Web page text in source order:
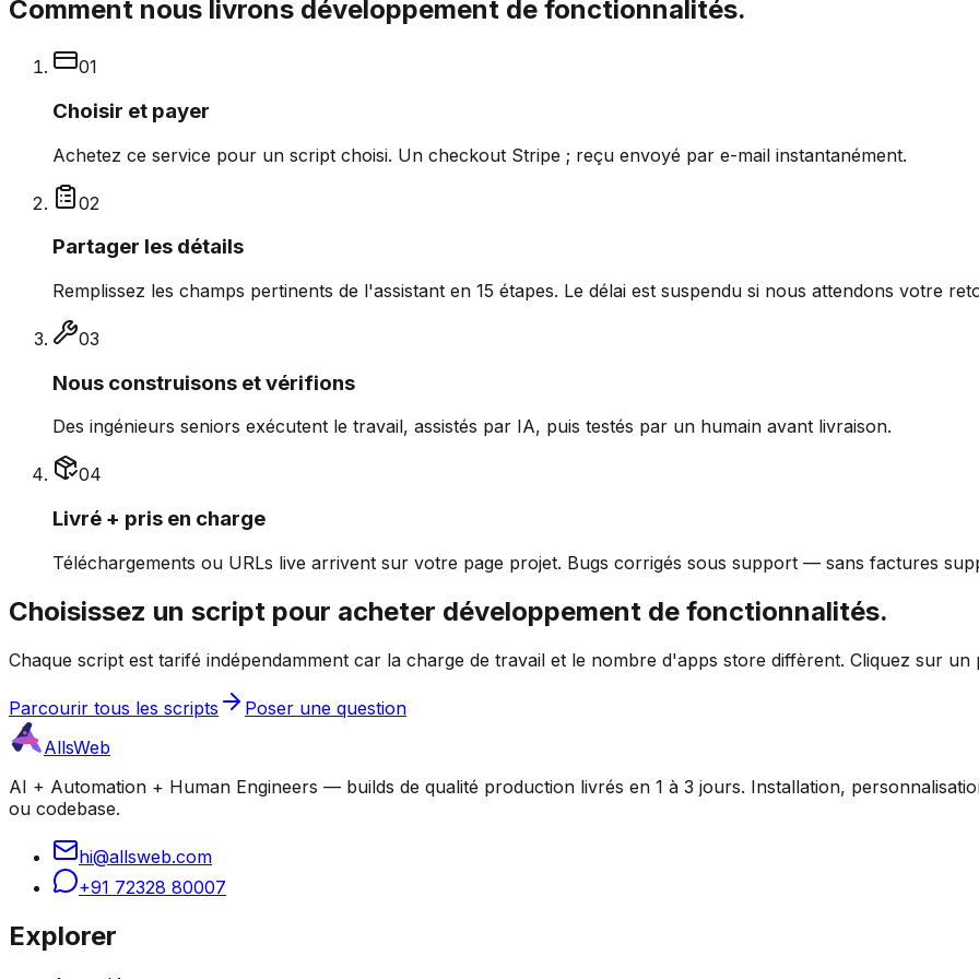
Comment nous livrons développement de fonctionnalités.
01
Choisir et payer
Achetez ce service pour un script choisi. Un checkout Stripe ; reçu envoyé par e-mail instantanément.
02
Partager les détails
Remplissez les champs pertinents de l'assistant en 15 étapes. Le délai est suspendu si nous attendons votre
03
Nous construisons et vérifions
Des ingénieurs seniors exécutent le travail, assistés par IA, puis testés par un humain avant livraison.
04
Livré + pris en charge
Téléchargements ou URLs live arrivent sur votre page projet. Bugs corrigés sous support — sans factures
Choisissez un script pour acheter développement de fonctionnalités.
Chaque script est tarifé indépendamment car la charge de travail et le nombre d'apps store diffèrent. Cliquez sur
Parcourir tous les scripts
Poser une question
AllsWeb
AI + Automation + Human Engineers — builds de qualité production livrés en 1 à 3 jours. Installation,
ou codebase.
hi@allsweb.com
+91 72328 80007
Explorer